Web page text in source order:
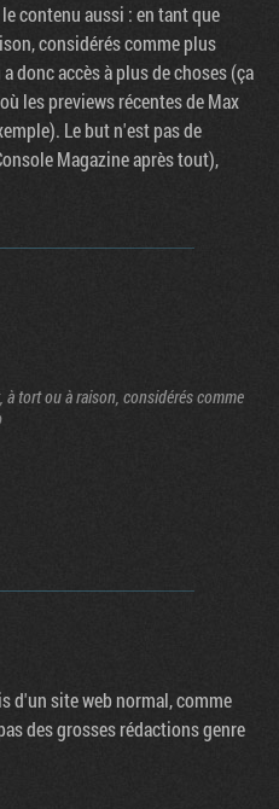
contenu aussi : en tant que
considérés comme plus
donc accès à plus de choses (ça
les previews récentes de Max
Le but n'est pas de
Magazine après tout),
tort ou à raison, considérés comme
d'un site web normal, comme
des grosses rédactions genre